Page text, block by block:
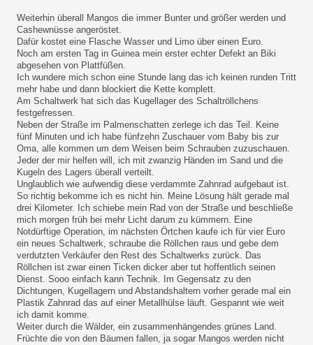
Weiterhin überall Mangos die immer Bunter und größer werden und
Cashewnüsse angeröstet.
Dafür kostet eine Flasche Wasser und Limo über einen Euro.
Noch am ersten Tag in Guinea mein erster echter Defekt an Biki
abgesehen von Plattfüßen.
Ich wundere mich schon eine Stunde lang das ich keinen runden Tritt
mehr habe und dann blockiert die Kette komplett.
Am Schaltwerk hat sich das Kugellager des Schaltröllchens
festgefressen.
Neben der Straße im Palmenschatten zerlege ich das Teil. Keine
fünf Minuten und ich habe fünfzehn Zuschauer vom Baby bis zur
Oma, alle kommen um dem Weisen beim Schrauben zuzuschauen.
Jeder der mir helfen will, ich mit zwanzig Händen im Sand und die
Kugeln des Lagers überall verteilt.
Unglaublich wie aufwendig diese verdammte Zahnrad aufgebaut ist.
So richtig bekomme ich es nicht hin. Meine Lösung hält gerade mal
drei Kilometer. Ich schiebe mein Rad von der Straße und beschließe
mich morgen früh bei mehr Licht darum zu kümmern. Eine
Notdürftige Operation, im nächsten Örtchen kaufe ich für vier Euro
ein neues Schaltwerk, schraube die Röllchen raus und gebe dem
verdutzten Verkäufer den Rest des Schaltwerks zurück. Das
Röllchen ist zwar einen Ticken dicker aber tut hoffentlich seinen
Dienst. Sooo einfach kann Technik. Im Gegensatz zu den
Dichtungen, Kugellagern und Abstandshaltern vorher gerade mal ein
Plastik Zahnrad das auf einer Metallhülse läuft. Gespannt wie weit
ich damit komme.
Weiter durch die Wälder, ein zusammenhängendes grünes Land.
Früchte die von den Bäumen fallen, ja sogar Mangos werden nicht